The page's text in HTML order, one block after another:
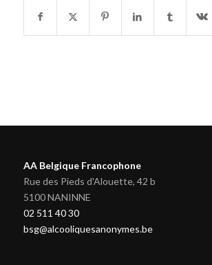
AA Belgique Francophone
Rue des Pieds d'Alouette, 42 b
5100 NANINNE
02 511 40 30
bsg@alcooliquesanonymes.be